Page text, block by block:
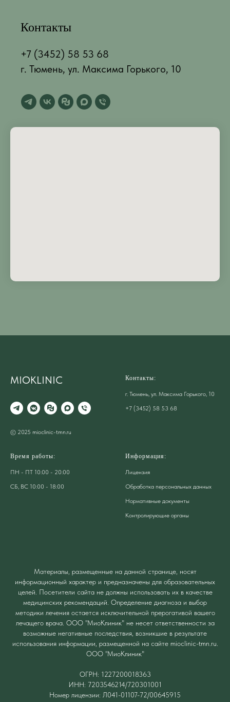
Контакты
+7 (3452) 58 53 68
г. Тюмень, ул. Максима Горького, 10
MIOKLINIC
© 2025 mioclinic-tmn.ru
Контакты:
г. Тюмень, ул. Максима Горького, 10
+7 (3452) 58 53 68
Время работы:
ПН - ПТ 10:00 - 20:00
СБ, ВС 10:00 - 18:00
Информация:
Лицензия
Обработка персональных данных
Нормативные документы
Контролирующие органы
Материалы, размещенные на данной странице, носят
информационный характер и предназначены для образовательных
целей. Посетители сайта не должны использовать их в качестве
медицинских рекомендаций. Определение диагноза и выбор
методики лечения остается исключительной прерогативой вашего
лечащего врача. ООО "МиоКлиник" не несет ответственности за
возможные негативные последствия, возникшие в результате
использования информации, размещенной на сайте mioclinic-tmn.ru.
ООО "МиоКлиник"
ОГРН: 1227200018363
ИНН: 7203546214/720301001
Номер лицензии: Л041-01107-72/00645915